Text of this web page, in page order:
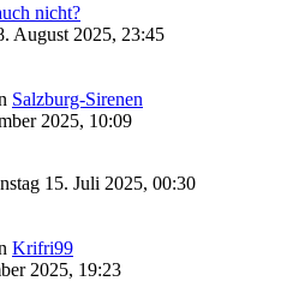
nicht?
August 2025, 23:45
Salzburg-Sirenen
2025, 10:09
15. Juli 2025, 00:30
Krifri99
2025, 19:23